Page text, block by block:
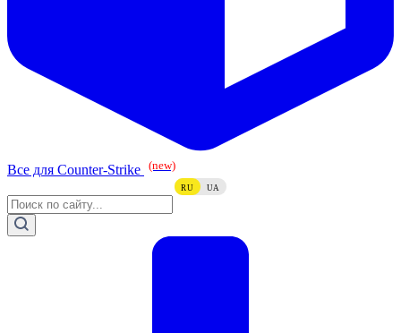
Все для Counter-Strike (new)
RU UA